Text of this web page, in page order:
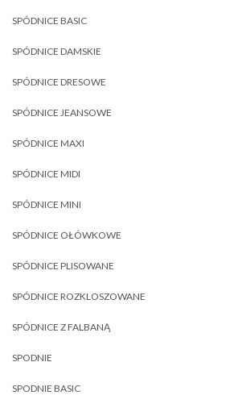
SPÓDNICE BASIC
SPÓDNICE DAMSKIE
SPÓDNICE DRESOWE
SPÓDNICE JEANSOWE
SPÓDNICE MAXI
SPÓDNICE MIDI
SPÓDNICE MINI
SPÓDNICE OŁÓWKOWE
SPÓDNICE PLISOWANE
SPÓDNICE ROZKLOSZOWANE
SPÓDNICE Z FALBANĄ
SPODNIE
SPODNIE BASIC